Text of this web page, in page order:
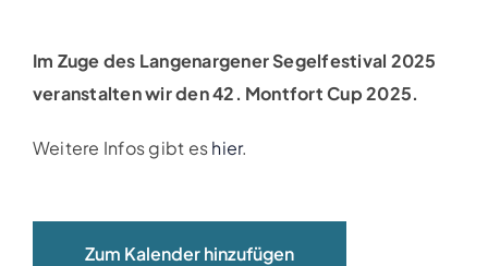
Im Zuge des Langenargener Segelfestival 2025
veranstalten wir den 42. Montfort Cup 2025.
Weitere Infos gibt eshier.
Zum Kalender hinzufügen